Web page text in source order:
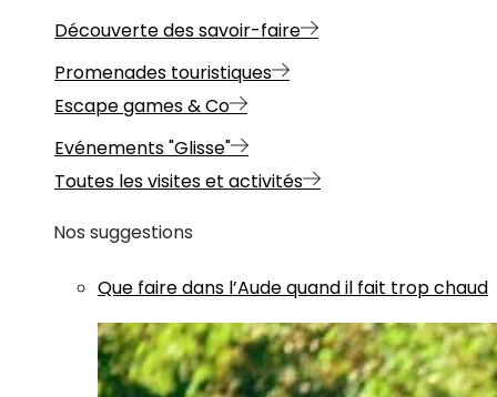
Découverte des savoir-faire
Promenades touristiques
Escape games & Co
Evénements "Glisse"
Toutes les visites et activités
Nos suggestions
Que faire dans l’Aude quand il fait trop chaud